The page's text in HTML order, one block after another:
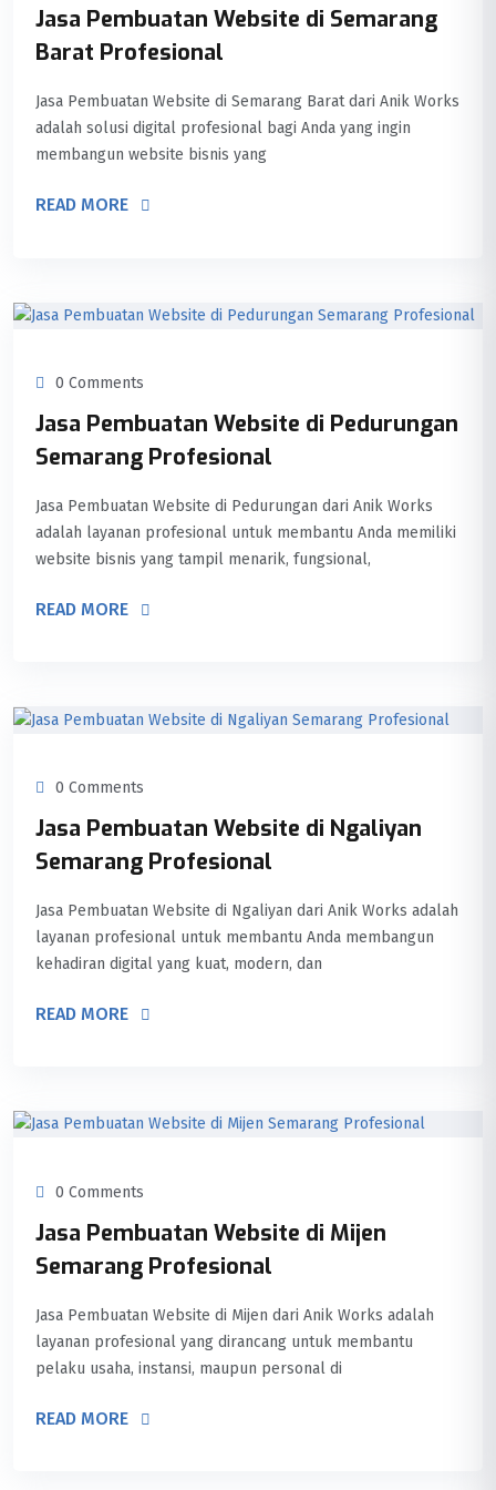
Jasa Pembuatan Website di Semarang
Barat Profesional
Jasa Pembuatan Website di Semarang Barat dari Anik Works
adalah solusi digital profesional bagi Anda yang ingin
membangun website bisnis yang
READ MORE
0 Comments
Jasa Pembuatan Website di Pedurungan
Semarang Profesional
Jasa Pembuatan Website di Pedurungan dari Anik Works
adalah layanan profesional untuk membantu Anda memiliki
website bisnis yang tampil menarik, fungsional,
READ MORE
0 Comments
Jasa Pembuatan Website di Ngaliyan
Semarang Profesional
Jasa Pembuatan Website di Ngaliyan dari Anik Works adalah
layanan profesional untuk membantu Anda membangun
kehadiran digital yang kuat, modern, dan
READ MORE
0 Comments
Jasa Pembuatan Website di Mijen
Semarang Profesional
Jasa Pembuatan Website di Mijen dari Anik Works adalah
layanan profesional yang dirancang untuk membantu
pelaku usaha, instansi, maupun personal di
READ MORE